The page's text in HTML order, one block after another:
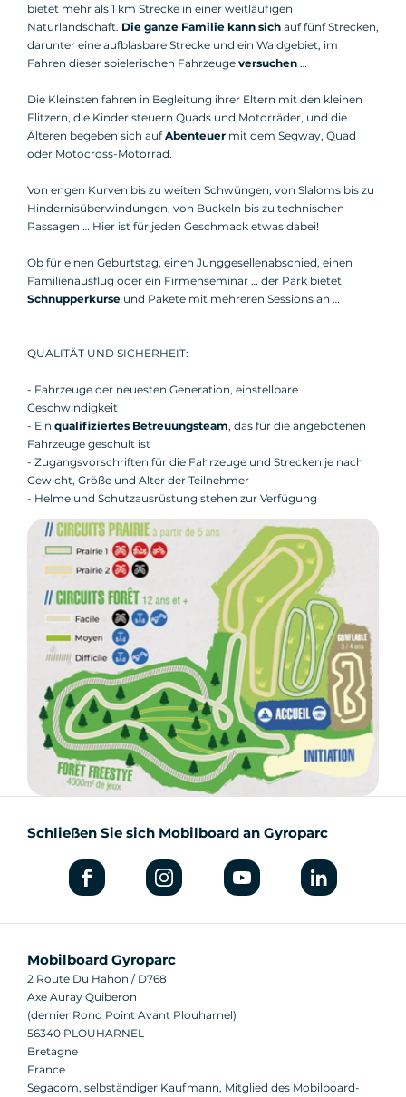
bietet mehr als 1 km Strecke in einer weitläufigen
Naturlandschaft. Die ganze Familie kann sich auf fünf Strecken,
darunter eine aufblasbare Strecke und ein Waldgebiet, im
Fahren dieser spielerischen Fahrzeuge versuchen …
Die Kleinsten fahren in Begleitung ihrer Eltern mit den kleinen
Flitzern, die Kinder steuern Quads und Motorräder, und die
Älteren begeben sich aufAbenteuer mit dem Segway, Quad
oder Motocross-Motorrad.
Von engen Kurven bis zu weiten Schwüngen, von Slaloms bis zu
Hindernisüberwindungen, von Buckeln bis zu technischen
Passagen … Hier ist für jeden Geschmack etwas dabei!
Ob für einen Geburtstag, einen Junggesellenabschied, einen
Familienausflug oder ein Firmenseminar … der Park bietet
Schnupperkurse und Pakete mit mehreren Sessions an …
QUALITÄT UND SICHERHEIT:
- Fahrzeuge der neuesten Generation, einstellbare
Geschwindigkeit
- Ein qualifiziertes Betreuungsteam, das für die angebotenen
Fahrzeuge geschult ist
- Zugangsvorschriften für die Fahrzeuge und Strecken je nach
Gewicht, Größe und Alter der Teilnehmer
- Helme und Schutzausrüstung stehen zur Verfügung
Schließen Sie sich Mobilboard an Gyroparc
Mobilboard Gyroparc
2 Route Du Hahon / D768
Axe Auray Quiberon
(dernier Rond Point Avant Plouharnel)
56340 PLOUHARNEL
Bretagne
France
Segacom, selbständiger Kaufmann, Mitglied des Mobilboard-